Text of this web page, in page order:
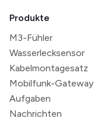
Produkte
M3-Fühler
Wasserlecksensor
Kabelmontagesatz
Mobilfunk-Gateway
Aufgaben
Nachrichten